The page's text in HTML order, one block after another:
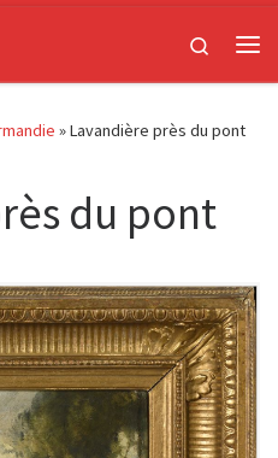
Search
»Lavandière près du pont
du pont